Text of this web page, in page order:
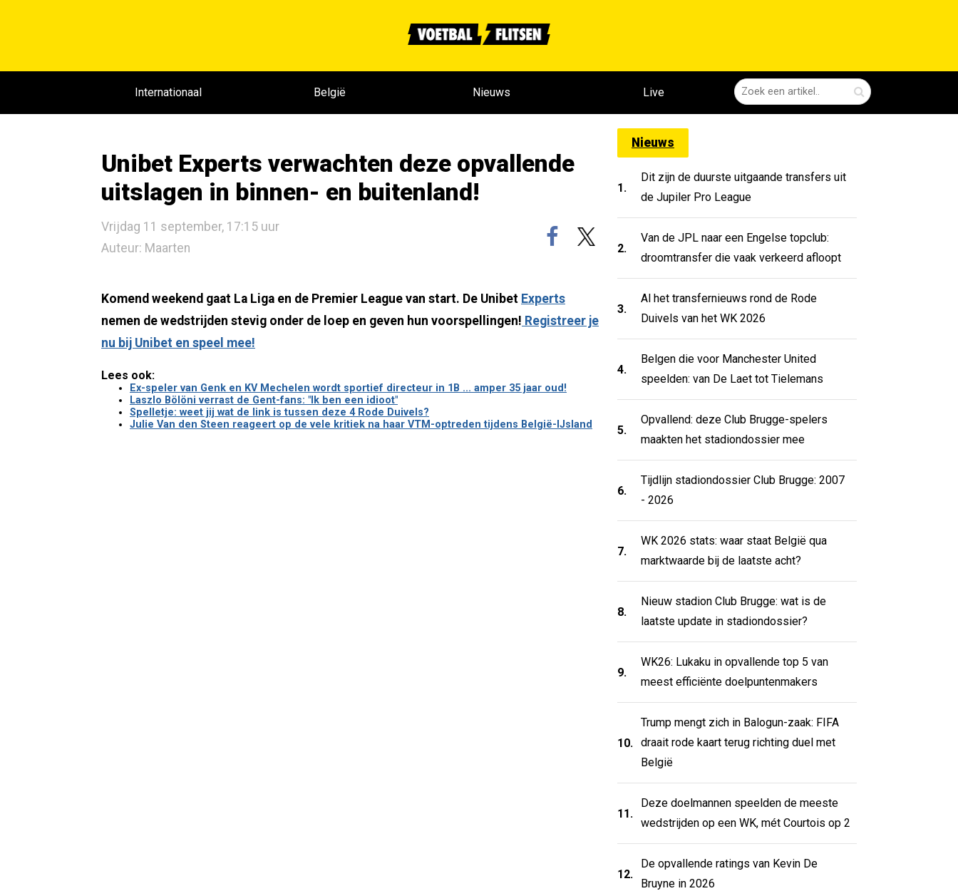
Internationaal België Nieuws Live
Unibet Experts verwachten deze opvallende
uitslagen in binnen- en buitenland!
Vrijdag 11 september, 17:15 uur
Auteur: Maarten
Komend weekend gaat La Liga en de Premier League van start. De Unibet Experts
nemen de wedstrijden stevig onder de loep en geven hun voorspellingen! Registreer je
nu bij Unibet en speel mee!
Lees ook:
Ex-speler van Genk en KV Mechelen wordt sportief directeur in 1B ... amper 35 jaar oud!
Laszlo Bölöni verrast de Gent-fans: "Ik ben een idioot"
Spelletje: weet jij wat de link is tussen deze 4 Rode Duivels?
Julie Van den Steen reageert op de vele kritiek na haar VTM-optreden tijdens België-IJsland
Nieuws
1.
Dit zijn de duurste uitgaande transfers uit
de Jupiler Pro League
2.
Van de JPL naar een Engelse topclub:
droomtransfer die vaak verkeerd afloopt
3.
Al het transfernieuws rond de Rode
Duivels van het WK 2026
4.
Belgen die voor Manchester United
speelden: van De Laet tot Tielemans
5.
Opvallend: deze Club Brugge-spelers
maakten het stadiondossier mee
6.
Tijdlijn stadiondossier Club Brugge: 2007
- 2026
7.
WK 2026 stats: waar staat België qua
marktwaarde bij de laatste acht?
8.
Nieuw stadion Club Brugge: wat is de
laatste update in stadiondossier?
9.
WK26: Lukaku in opvallende top 5 van
meest efficiënte doelpuntenmakers
10.
Trump mengt zich in Balogun-zaak: FIFA
draait rode kaart terug richting duel met
België
11.
Deze doelmannen speelden de meeste
wedstrijden op een WK, mét Courtois op 2
12.
De opvallende ratings van Kevin De
Bruyne in 2026